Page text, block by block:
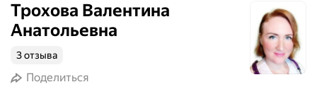
Трохова Валентина
Анатольевна
3 отзыва
Поделиться